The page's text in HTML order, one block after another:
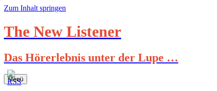
Zum Inhalt springen
The New Listener
Das Hörerlebnis unter der Lupe …
Menü